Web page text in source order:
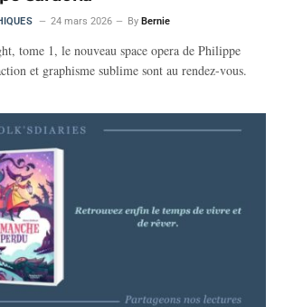
24 mars 2026 By Bernie
tome 1, le nouveau space opera de Philippe
et graphisme sublime sont au rendez-vous.